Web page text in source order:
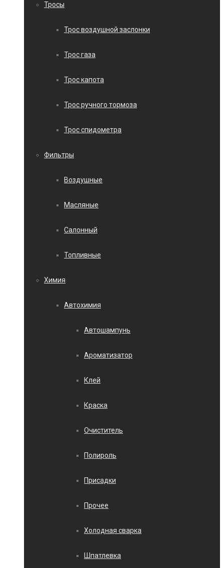
Тросы
Трос воздушной заслонки
Трос газа
Трос капота
Трос ручного тормоза
Трос спидометра
Фильтры
Воздушные
Масляные
Салонный
Топливные
Химия
Автохимия
Автошампунь
Ароматизатор
Клей
Краска
Очиститель
Полироль
Присадки
Прочее
Холодная сварка
Шпатлевка